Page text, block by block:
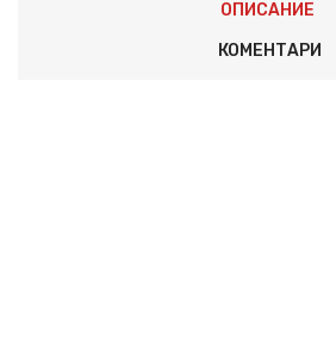
ОПИСАНИЕ
КОМЕНТАРИ